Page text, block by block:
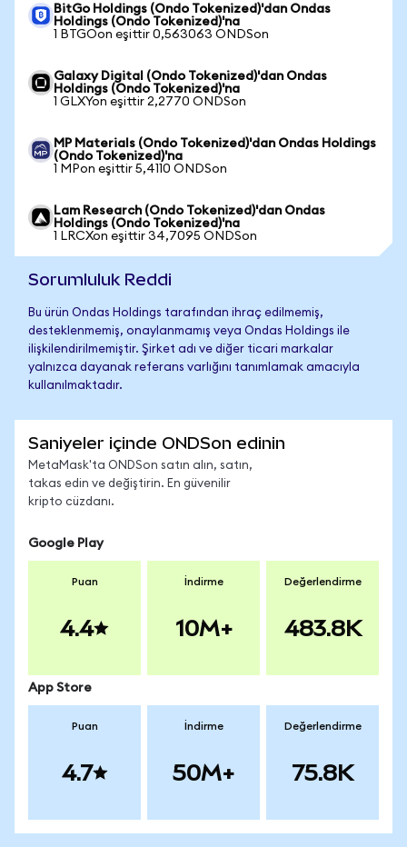
BitGo Holdings (Ondo Tokenized)'dan Ondas
Holdings (Ondo Tokenized)'na
1 BTGOon eşittir 0,563063 ONDSon
Galaxy Digital (Ondo Tokenized)'dan Ondas
Holdings (Ondo Tokenized)'na
1 GLXYon eşittir 2,2770 ONDSon
MP Materials (Ondo Tokenized)'dan Ondas Holdings
(Ondo Tokenized)'na
1 MPon eşittir 5,4110 ONDSon
Lam Research (Ondo Tokenized)'dan Ondas
Holdings (Ondo Tokenized)'na
1 LRCXon eşittir 34,7095 ONDSon
Sorumluluk Reddi
Bu ürün Ondas Holdings tarafından ihraç edilmemiş,
desteklenmemiş, onaylanmamış veya Ondas Holdings ile
ilişkilendirilmemiştir. Şirket adı ve diğer ticari markalar
yalnızca dayanak referans varlığını tanımlamak amacıyla
kullanılmaktadır.
Saniyeler içinde ONDSon edinin
MetaMask'ta ONDSon satın alın, satın,
takas edin ve değiştirin. En güvenilir
kripto cüzdanı.
Google Play
Puan
4.4
İndirme
10M+
Değerlendirme
483.8K
App Store
Puan
4.7
İndirme
50M+
Değerlendirme
75.8K